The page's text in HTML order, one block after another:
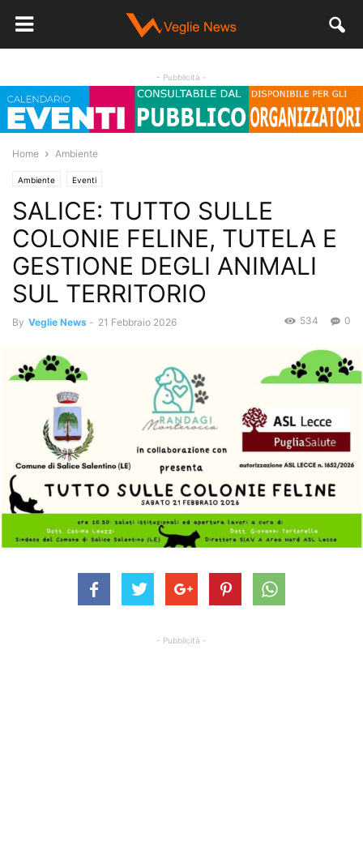
- Pubblicità -
Home Ambiente
Ambiente Eventi
SALICE: TUTTO SULLE
COLONIE FELINE, TUTELA E
GESTIONE DEGLI ANIMALI
SUL TERRITORIO
By Veglie News - 21 Febbraio 2026 0
534
- Pubblicità -